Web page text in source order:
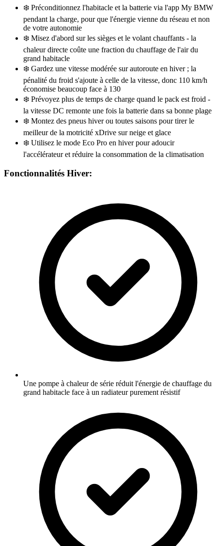
❄️ Préconditionnez l'habitacle et la batterie via l'app My BMW
pendant la charge, pour que l'énergie vienne du réseau et non
de votre autonomie
❄️ Misez d'abord sur les sièges et le volant chauffants - la
chaleur directe coûte une fraction du chauffage de l'air du
grand habitacle
❄️ Gardez une vitesse modérée sur autoroute en hiver ; la
pénalité du froid s'ajoute à celle de la vitesse, donc 110 km/h
économise beaucoup face à 130
❄️ Prévoyez plus de temps de charge quand le pack est froid -
la vitesse DC remonte une fois la batterie dans sa bonne plage
❄️ Montez des pneus hiver ou toutes saisons pour tirer le
meilleur de la motricité xDrive sur neige et glace
❄️ Utilisez le mode Eco Pro en hiver pour adoucir
l'accélérateur et réduire la consommation de la climatisation
Fonctionnalités Hiver:
Une pompe à chaleur de série réduit l'énergie de chauffage du
grand habitacle face à un radiateur purement résistif